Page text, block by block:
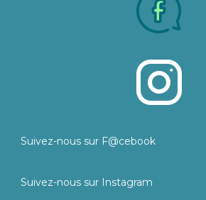
Suivez-nous sur F@cebook
Suivez-nous sur Instagram